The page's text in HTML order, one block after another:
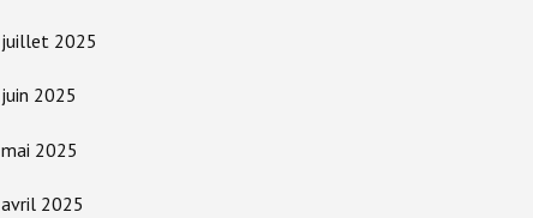
juillet 2025
juin 2025
mai 2025
avril 2025